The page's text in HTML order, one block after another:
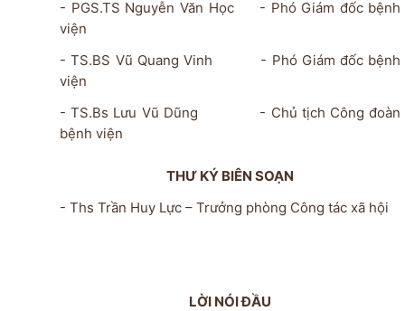
- PGS.TS Nguyễn Văn Học - Phó Giám đốc bệnh
viện
- TS.BS Vũ Quang Vinh - Phó Giám đốc bệnh
viện
- TS.Bs Lưu Vũ Dũng - Chủ tịch Công đoàn
bệnh viện
THƯ KÝ BIÊN SOẠN
- Ths Trần Huy Lực – Trưởng phòng Công tác xã hội
LỜI NÓI ĐẦU